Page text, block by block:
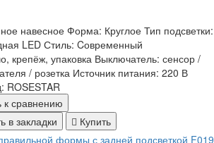
навесное Форма: Круглое Тип подсветки:
LED Стиль: Cовременный
крепёж, упаковка Выключатель: сенсор /
/ розетка Источник питания: 220 В
ROSESTAR
к сравнению
в закладки Купить